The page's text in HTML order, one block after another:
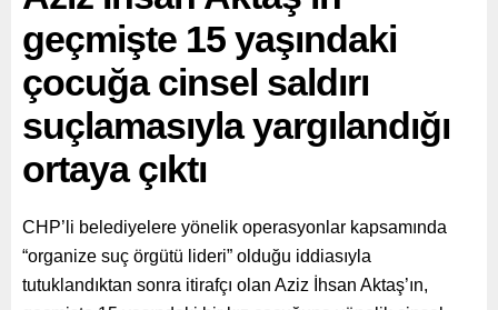
geçmişte 15 yaşındaki
çocuğa cinsel saldırı
suçlamasıyla yargılandığı
ortaya çıktı
CHP’li belediyelere yönelik operasyonlar kapsamında
“organize suç örgütü lideri” olduğu iddiasıyla
tutuklandıktan sonra itirafçı olan Aziz İhsan Aktaş’ın,